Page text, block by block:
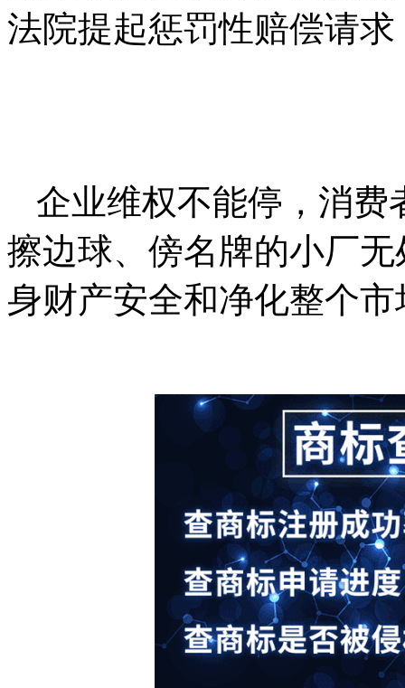
法院提起惩罚性赔偿请
企业维权不能停，消费
擦边球、傍名牌的小厂
身财产安全和净化整个